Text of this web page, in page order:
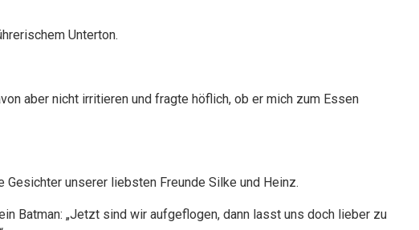
Unterton.
aber nicht irritieren und fragte höflich, ob er mich zum Essen
Gesichter unserer liebsten Freunde Silke und Heinz.
Batman: „Jetzt sind wir aufgeflogen, dann lasst uns doch lieber zu